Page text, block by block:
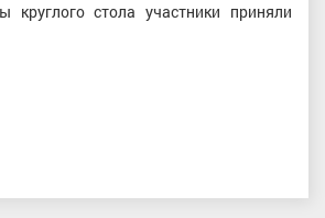
круглого стола участники приняли